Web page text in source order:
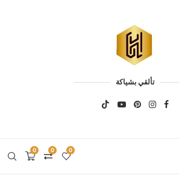
تألقي بشياكة
0 0 0